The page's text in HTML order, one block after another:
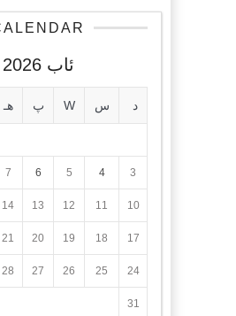
ئاب 2026
د س W پ هـ
3
4
5
6
7
10
11
12
13
14
17
18
19
20
21
24
25
26
27
28
31